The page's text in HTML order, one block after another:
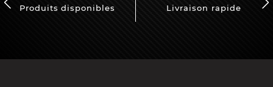
Produits disponibles Livraison rapide